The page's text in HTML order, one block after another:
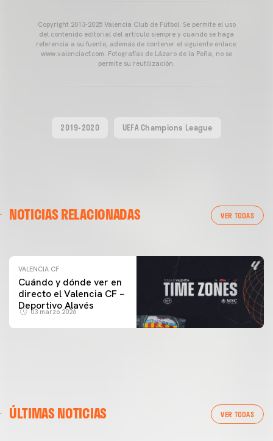
Copyright 2013-2025 Valencia Club de Fútbol. Se permite el uso
del contenido editorial del artículo siempre y cuando se haga
referencia a su fuente, además de contener el siguiente enlace:
www.valenciacf.com. Fotografías de Lázaro de la Peña, no se
permite su reutilización.
2019-2020 UEFA Champions League
NOTICIAS RELACIONADAS VER TODAS
ENTRENAMIENTO DEL VALENCIA CF 04/03/26
VALENCIA CF
Cuándo y dónde ver en
directo el Valencia CF –
Deportivo Alavés
03 marzo 2026
ÚLTIMAS NOTICIAS VER TODAS